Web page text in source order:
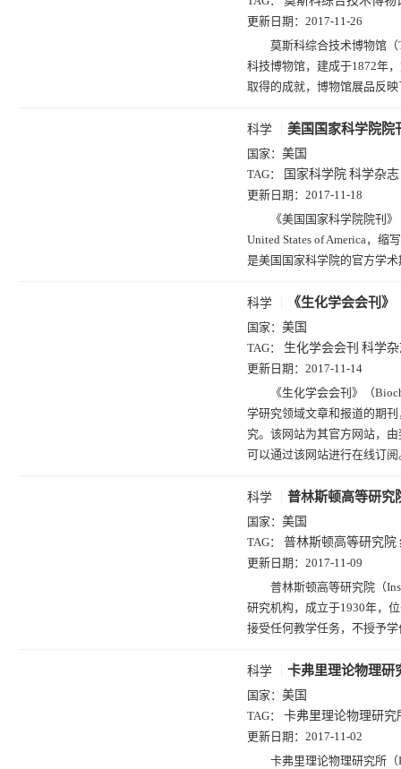
更新日期： 2017-11-26
莫斯科综合技术博物馆（
科技博物馆，建成于1872年
取得的成就，博物馆展品反
科学 美国国家科学院院
国家： 美国
TAG：
国家科学院 科学杂志
更新日期： 2017-11-18
《美国国家科学院院刊
United States of America，缩
是美国国家科学院的官方学
科学 《生化学会会刊》
国家： 美国
TAG： 生化学会会刊 科学
更新日期： 2017-11-14
《生化学会会刊》（
学研究领域文章和报道的期
究。该网站为其官方网站，
可以通过该网站进行在线订阅
科学 普林斯顿高等研究
国家： 美国
TAG： 普林斯顿高等研究院
更新日期： 2017-11-09
普林斯顿高等研究院（
研究机构，成立于1930年，
接受任何教学任务，不授予学
科学 卡弗里理论物理研
国家： 美国
TAG： 卡弗里理论物理研究
更新日期： 2017-11-02
卡弗里理论物理研究所